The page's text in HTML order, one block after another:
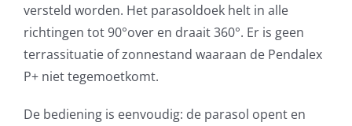
versteld worden. Het parasoldoek helt in alle
richtingen tot 90°over en draait 360°. Er is geen
terrassituatie of zonnestand waaraan de Pendalex
P+ niet tegemoetkomt.
De bediening is eenvoudig: de parasol opent en